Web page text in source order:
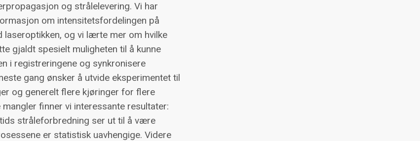
og strålelevering. Vi har
om intensitetsfordelingen på
laseroptikken, og vi lærte mer om hvilke
gjaldt spesielt muligheten til å kunne
i registreringene og synkronisere
gang ønsker å utvide eksperimentet til
og generelt flere kjøringer for flere
finner vi interessante resultater:
stråleforbredning ser ut til å være
er statistisk uavhengige. Videre